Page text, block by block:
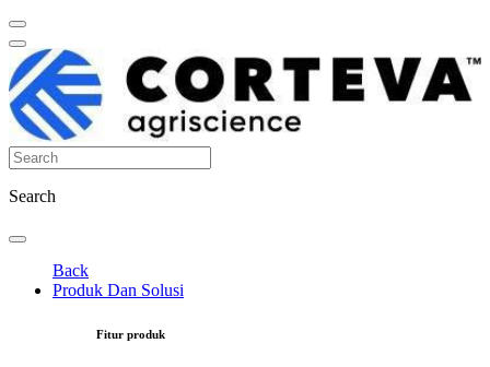
Search
Back
Produk Dan Solusi
Fitur produk